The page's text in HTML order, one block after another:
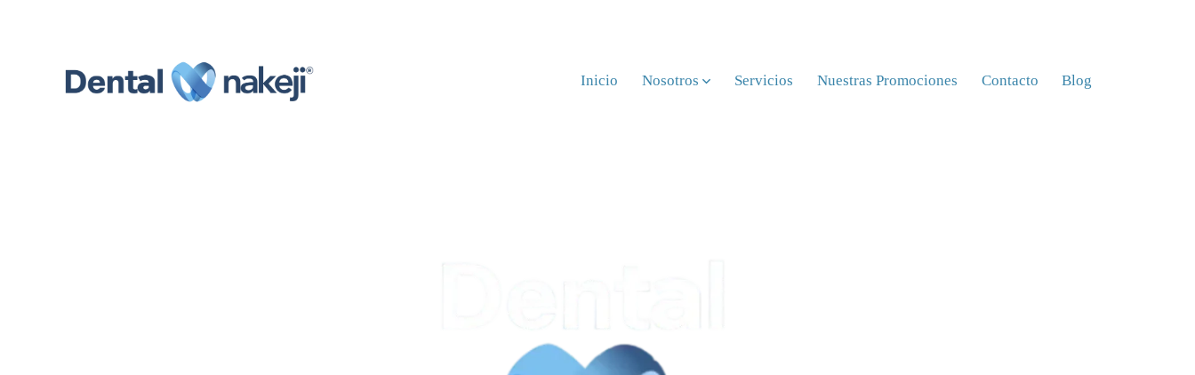
Inicio Nosotros Servicios Nuestras Promociones Contacto Blog